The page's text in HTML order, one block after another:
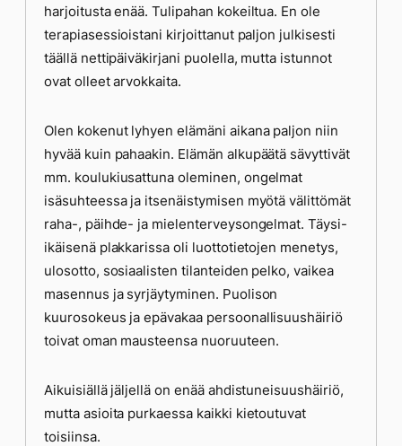
harjoitusta enää. Tulipahan kokeiltua. En ole
terapiasessioistani kirjoittanut paljon julkisesti
täällä nettipäiväkirjani puolella, mutta istunnot
ovat olleet arvokkaita.
Olen kokenut lyhyen elämäni aikana paljon niin
hyvää kuin pahaakin. Elämän alkupäätä sävyttivät
mm. koulukiusattuna oleminen, ongelmat
isäsuhteessa ja itsenäistymisen myötä välittömät
raha-, päihde- ja mielenterveysongelmat. Täysi-
ikäisenä plakkarissa oli luottotietojen menetys,
ulosotto, sosiaalisten tilanteiden pelko, vaikea
masennus ja syrjäytyminen. Puolison
kuurosokeus ja epävakaa persoonallisuushäiriö
toivat oman mausteensa nuoruuteen.
Aikuisiällä jäljellä on enää ahdistuneisuushäiriö,
mutta asioita purkaessa kaikki kietoutuvat
toisiinsa.